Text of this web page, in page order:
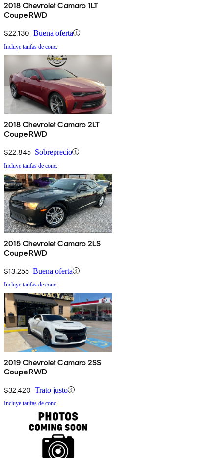
2018 Chevrolet Camaro 1LT
Coupe RWD
$22,130 Buena oferta
Incluye tarifas de conc.
2018 Chevrolet Camaro 2LT
Coupe RWD
$22,845 Sobreprecio
Incluye tarifas de conc.
2015 Chevrolet Camaro 2LS
Coupe RWD
$13,255 Buena oferta
Incluye tarifas de conc.
2019 Chevrolet Camaro 2SS
Coupe RWD
$32,420 Trato justo
Incluye tarifas de conc.